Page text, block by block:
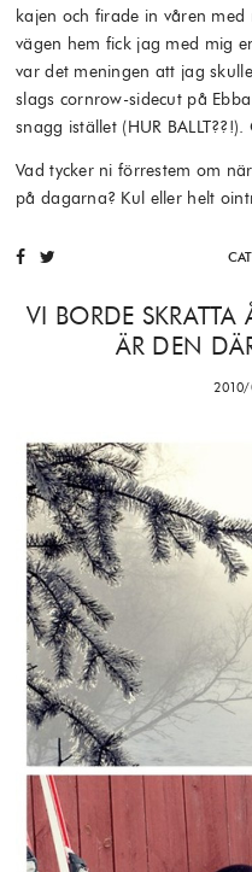
kajen och firade in våren
vägen hem fick jag med mig
var det meningen att jag
slags cornrow-sidecut på
snagg istället (HUR
Vad tycker ni förrestem om
på dagarna? Kul eller helt
VI BORDE
ÄR DEN